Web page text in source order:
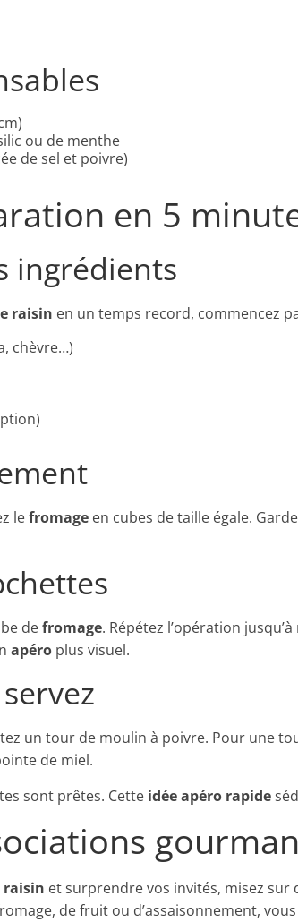
ou de menthe
de sel et poivre)
en 5
ingrédients
raisin en un temps record, commencez
chèvre…)
lefromage en cubes de taille égale.
defromage. Répétez l’opération
apéro plus visuel.
un tour de moulin à poivre. Pour une
de miel.
sont prêtes. Cette idée apéro rapide
raisin et surprendre vos invités, misez sur
de fruit ou d’assaisonnement,